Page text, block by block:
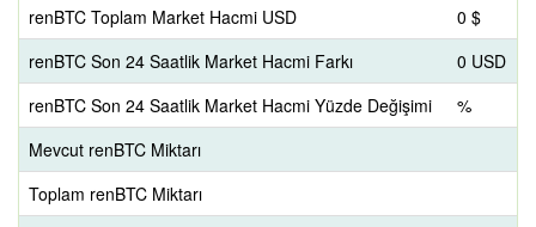
renBTC Toplam Market Hacmi USD
0 $
renBTC Son 24 Saatlik Market Hacmi Farkı
0 USD
renBTC Son 24 Saatlik Market Hacmi Yüzde Değişimi
%
Mevcut renBTC Miktarı
Toplam renBTC Miktarı